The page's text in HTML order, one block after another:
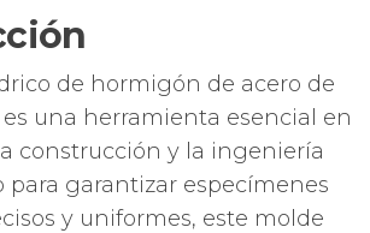
de hormigón de acero de
una herramienta esencial en
construcción y la ingeniería
para garantizar especímenes
y uniformes, este molde